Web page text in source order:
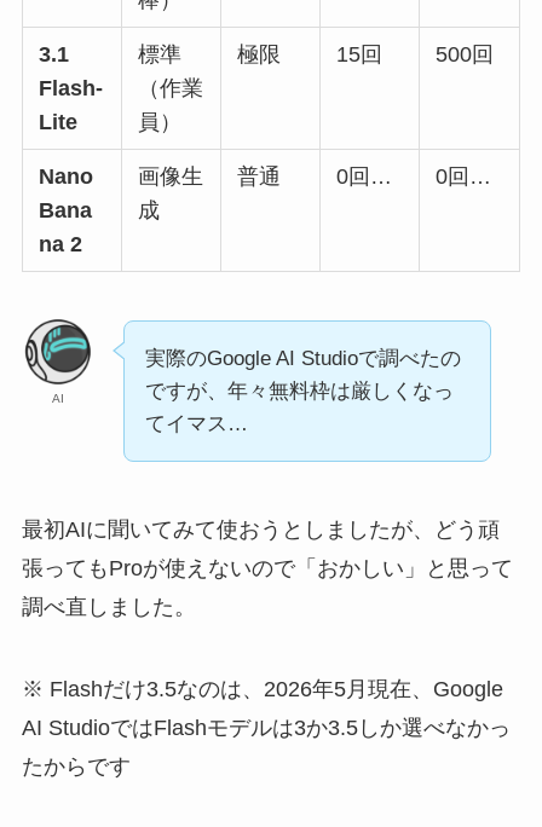
3.1
Flash-
Lite
標準
（作業
員）
極限 15回 500回
Nano
Bana
na 2
画像生
成
普通 0回… 0回…
AI
実際のGoogle AI Studioで調べたの
ですが、年々無料枠は厳しくなっ
てイマス…
最初AIに聞いてみて使おうとしましたが、どう頑
張ってもProが使えないので「おかしい」と思って
調べ直しました。
※ Flashだけ3.5なのは、2026年5月現在、Google
AI StudioではFlashモデルは3か3.5しか選べなかっ
たからです